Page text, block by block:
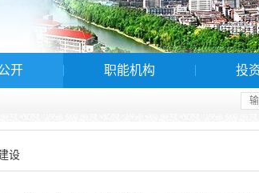
开 职能机构 投
设